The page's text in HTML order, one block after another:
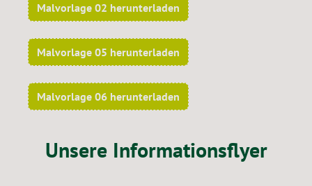
Malvorlage 02 herunterladen
Malvorlage 05 herunterladen
Malvorlage 06 herunterladen
Unsere Informationsflyer